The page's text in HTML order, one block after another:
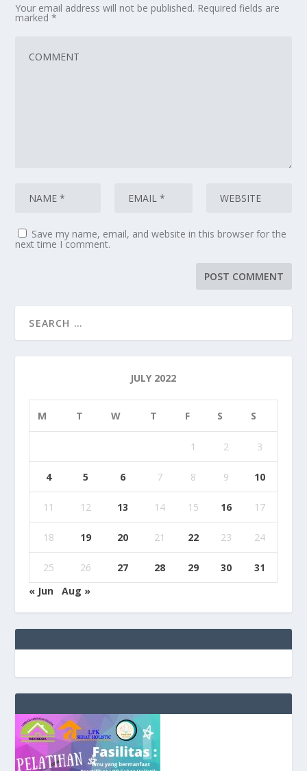
Your email address will not be published. Required fields are
marked*
Save my name, email, and website in this browser for the
next time I comment.
JULY 2022
M T W T F S S
1 2 3
4 5 6 7 8 9 10
11 12 13 14 15 16 17
18 19 20 21 22 23 24
25 26 27 28 29 30
31
« Jun
Aug »
b
9
9
c
a